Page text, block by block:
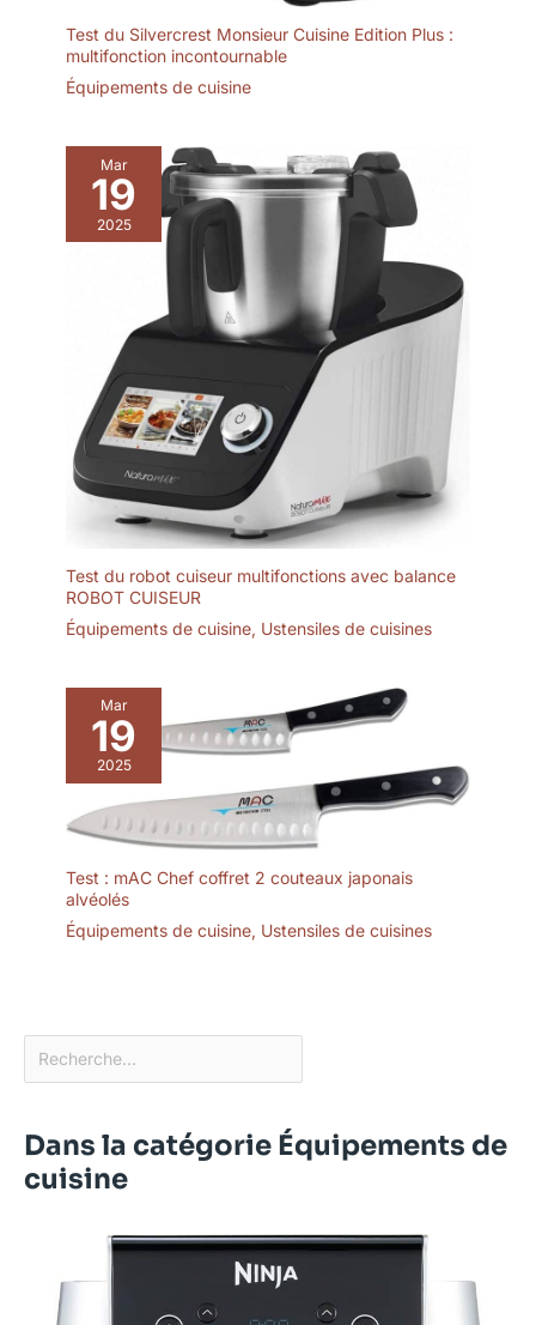
Test du Silvercrest Monsieur Cuisine Edition Plus :
multifonction incontournable
Équipements de cuisine
Mar
19
2025
Test du robot cuiseur multifonctions avec balance
ROBOT CUISEUR
Équipements de cuisine, Ustensiles de cuisines
Mar
19
2025
Test : mAC Chef coffret 2 couteaux japonais
alvéolés
Équipements de cuisine, Ustensiles de cuisines
Dans la catégorie Équipements de
cuisine